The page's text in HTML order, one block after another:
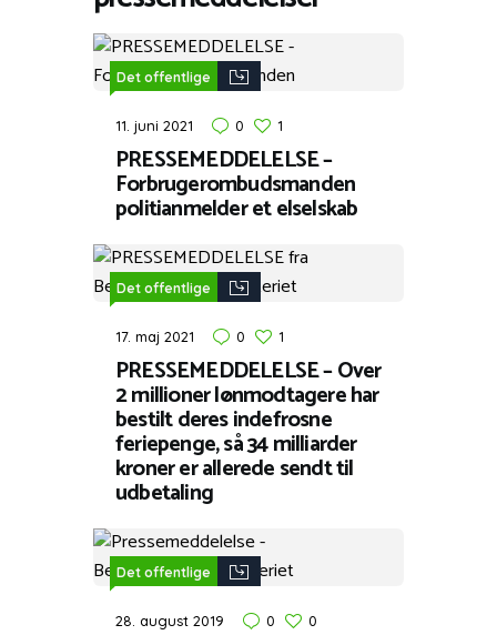
Det offentlige
11. juni 2021 0 1
PRESSEMEDDELELSE –
Forbrugerombudsmanden
politianmelder et elselskab
Det offentlige
17. maj 2021 0 1
PRESSEMEDDELELSE – Over
2 millioner lønmodtagere har
bestilt deres indefrosne
feriepenge, så 34 milliarder
kroner er allerede sendt til
udbetaling
Det offentlige
28. august 2019 0 0